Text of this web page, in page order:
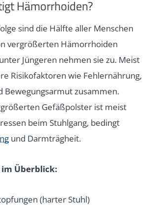
Hämorrhoiden?
sind die Hälfte aller Menschen
vergrößerten Hämorrhoiden
Jüngeren nehmen sie zu. Meist
Risikofaktoren wie Fehlernährung,
Bewegungsarmut zusammen.
Gefäßpolster ist meist
beim Stuhlgang, bedingt
und Darmträgheit.
Überblick:
(harter Stuhl)